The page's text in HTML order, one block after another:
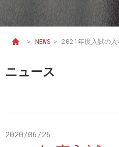
> NEWS > 2021年度入試の入
ニュース
2020/06/26